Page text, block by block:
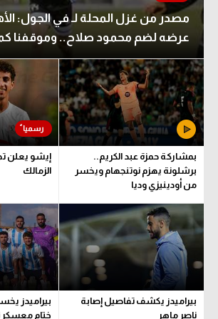
مصدر من غزل المحلة لـ في الجول:
عرضه لضم محمود صلاح.. وموقفنا
بمشاركة حمزة عبد الكريم..
برشلونة يهزم نوتنجهام ويخسر
من أودينيزي وديا
إيشو يعلن
الزمالك
بيراميدز يكشف تفاصيل إصابة
ناصر ماهر
بيراميدز
ختام معسكر